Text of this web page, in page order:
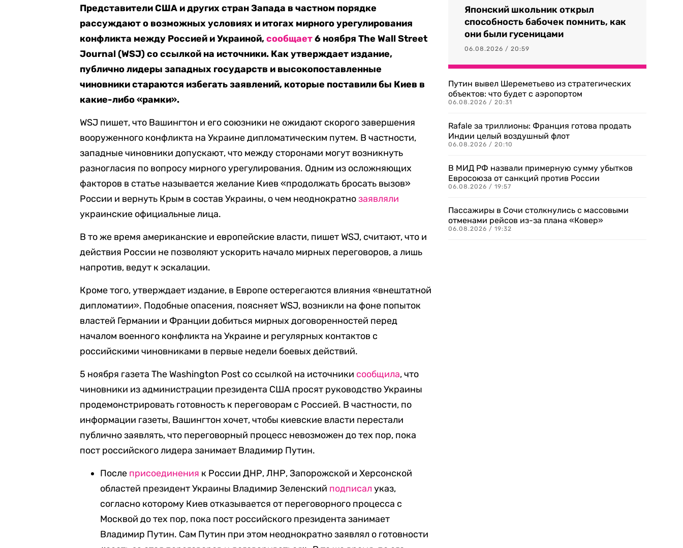
Представители США и других стран Запада в частном порядке
рассуждают о возможных условиях и итогах мирного урегулирования
конфликта между Россией и Украиной,сообщает6 ноября The Wall Street
Journal (WSJ) со ссылкой на источники. Как утверждает издание,
публично лидеры западных государств и высокопоставленные
чиновники стараются избегать заявлений, которые поставили бы Киев в
какие-либо «рамки».
WSJ пишет, что Вашингтон и его союзники не ожидают скорого завершения
вооруженного конфликта на Украине дипломатическим путем. В частности,
западные чиновники допускают, что между сторонами могут возникнуть
разногласия по вопросу мирного урегулирования. Одним из осложняющих
факторов в статье называется желание Киев «продолжать бросать вызов»
России и вернуть Крым в состав Украины, о чем неоднократнозаявляли
украинские официальные лица.
В то же время американские и европейские власти, пишет WSJ, считают, что и
действия России не позволяют ускорить начало мирных переговоров, а лишь
напротив, ведут к эскалации.
Кроме того, утверждает издание, в Европе остерегаются влияния «внештатной
дипломатии». Подобные опасения, поясняет WSJ, возникли на фоне попыток
властей Германии и Франции добиться мирных договоренностей перед
началом военного конфликта на Украине и регулярных контактов с
российскими чиновниками в первые недели боевых действий.
5 ноября газета The Washington Post со ссылкой на источники сообщила, что
чиновники из администрации президента США просят руководство Украины
продемонстрировать готовность к переговорам с Россией. В частности, по
информации газеты, Вашингтон хочет, чтобы киевские власти перестали
публично заявлять, что переговорный процесс невозможен до тех пор, пока
пост российского лидера занимает Владимир Путин.
После присоединения к России ДНР, ЛНР, Запорожской и Херсонской
областей президент Украины Владимир Зеленский подписал указ,
согласно которому Киев отказывается от переговорного процесса с
Москвой до тех пор, пока пост российского президента занимает
Владимир Путин. Сам Путин при этом неоднократно заявлял о готовности
Японский школьник открыл
способность бабочек помнить, как
они были гусеницами
06.08.2026 / 20:59
Путин вывел Шереметьево из стратегических
объектов: что будет с аэропортом
06.08.2026 / 20:31
Rafale за триллионы: Франция готова продать
Индии целый воздушный флот
06.08.2026 / 20:10
В МИД РФ назвали примерную сумму убытков
Евросоюза от санкций против России
06.08.2026 / 19:57
Пассажиры в Сочи столкнулись с массовыми
отменами рейсов из-за плана «Ковер»
06.08.2026 / 19:32